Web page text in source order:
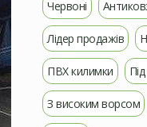
Червоні
Лідер продажів
ПВХ килимки
З високим ворсом